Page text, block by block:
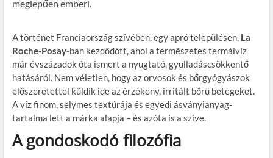
meglepően emberi.
A történet Franciaország szívében, egy apró településen, La
Roche-Posay-ban kezdődött, ahol a természetes termálvíz
már évszázadok óta ismert a nyugtató, gyulladáscsökkentő
hatásáról. Nem véletlen, hogy az orvosok és bőrgyógyászok
előszeretettel küldik ide az érzékeny, irritált bőrű betegeket.
A víz finom, selymes textúrája és egyedi ásványianyag-
tartalma lett a márka alapja – és azóta is a szíve.
A gondoskodó filozófia